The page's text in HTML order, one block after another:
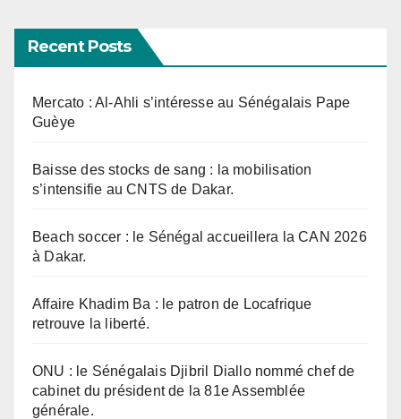
Recent Posts
Mercato : Al-Ahli s’intéresse au Sénégalais Pape
Guèye
Baisse des stocks de sang : la mobilisation
s’intensifie au CNTS de Dakar.
Beach soccer : le Sénégal accueillera la CAN 2026
à Dakar.
Affaire Khadim Ba : le patron de Locafrique
retrouve la liberté.
ONU : le Sénégalais Djibril Diallo nommé chef de
cabinet du président de la 81e Assemblée
générale.